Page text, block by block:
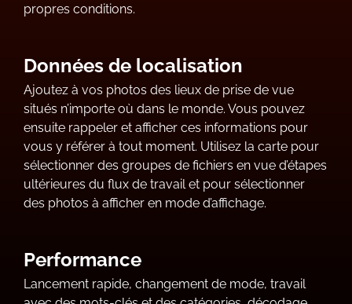
propres conditions.
Données de localisation
Ajoutez à vos photos des lieux de prise de vue
situés n’importe où dans le monde. Vous pouvez
ensuite rappeler et afficher ces informations pour
vous y référer à tout moment. Utilisez la carte pour
sélectionner des groupes de fichiers en vue d’étapes
ultérieures du flux de travail et pour sélectionner
des photos à afficher en mode d’affichage.
Performance
Lancement rapide, changement de mode, travail